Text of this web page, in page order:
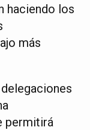
haciendo los
más
permitirá